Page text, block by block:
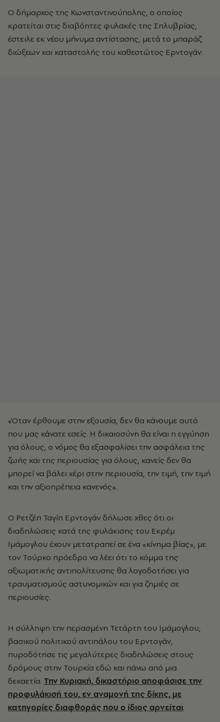
Ο δήμαρχος της Κωνσταντινούπολης, ο οποίος
κρατείται στις διαβόητες φυλακές της Σηλυβρίας,
έστειλε εκ νέου μήνυμα αντίστασης, μετά το μπαράζ
διώξεων και καταστολής του καθεστώτος Ερντογάν:
«Όταν έρθουμε στην εξουσία, δεν θα κάνουμε αυτό
που μας κάνατε εσείς. Η δικαιοσύνη θα είναι η εγγύηση
για όλους, ο νόμος θα εξασφαλίσει την ασφάλεια της
ζωής και της περιουσίας για όλους, κανείς δεν θα
μπορεί να βάλει χέρι στην περιουσία, την τιμή, την τιμή
και την αξιοπρέπεια κανενός».
Ο Ρετζέπ Ταγίπ Ερντογάν δήλωσε χθες ότι οι
διαδηλώσεις κατά της φυλάκισης του Εκρέμ
Ιμάμογλου έχουν μετατραπεί σε ένα «κίνημα βίας», με
τον Τούρκο πρόεδρο να λέει ότι το κόμμα της
αξιωματικής αντιπολίτευσης θα λογοδοτήσει για
τραυματισμούς αστυνομικών και για ζημιές σε
περιουσίες.
Η σύλληψη την περασμένη Τετάρτη του Ιμάμογλου,
βασικού πολιτικού αντιπάλου του Ερντογάν,
πυροδότησε τις μεγαλύτερες διαδηλώσεις στους
δρόμους στην Τουρκία εδώ και πάνω από μια
δεκαετία. Την Κυριακή, δικαστήριο αποφάσισε την
προφυλάκισή του, εν αναμονή της δίκης, με
κατηγορίες διαφθοράς που ο ίδιος αρνείται.